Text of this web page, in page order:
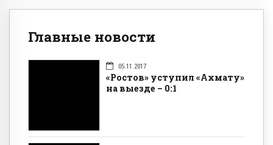
Главные новости
05.11.2017
«Ростов» уступил «Ахмату»
на выезде – 0:1